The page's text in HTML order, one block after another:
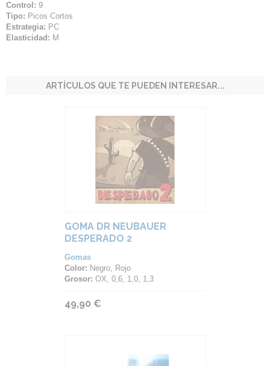
Control: 9
Tipo: Picos Cortos
Estrategia: PC
Elasticidad: M
ARTÍCULOS QUE TE PUEDEN INTERESAR...
GOMA DR NEUBAUER
DESPERADO 2
Gomas
Color: Negro, Rojo
Grosor: OX, 0,6, 1,0, 1,3
49,90 €